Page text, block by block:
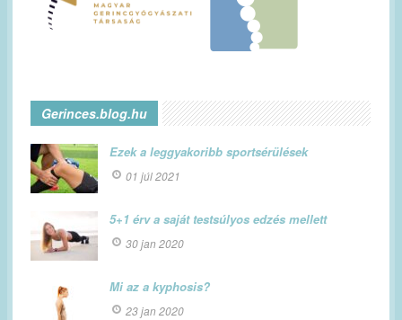
Gerinces.blog.hu
Ezek a leggyakoribb sportsérülések
01 júl 2021
5+1 érv a saját testsúlyos edzés mellett
30 jan 2020
Mi az a kyphosis?
23 jan 2020